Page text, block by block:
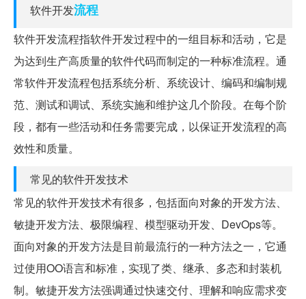
软件开发流程
软件开发流程指软件开发过程中的一组目标和活动，它是
为达到生产高质量的软件代码而制定的一种标准流程。通
常软件开发流程包括系统分析、系统设计、编码和编制规
范、测试和调试、系统实施和维护这几个阶段。在每个阶
段，都有一些活动和任务需要完成，以保证开发流程的高
效性和质量。
常见的软件开发技术
常见的软件开发技术有很多，包括面向对象的开发方法、
敏捷开发方法、极限编程、模型驱动开发、DevOps等。
面向对象的开发方法是目前最流行的一种方法之一，它通
过使用OO语言和标准，实现了类、继承、多态和封装机
制。敏捷开发方法强调通过快速交付、理解和响应需求变